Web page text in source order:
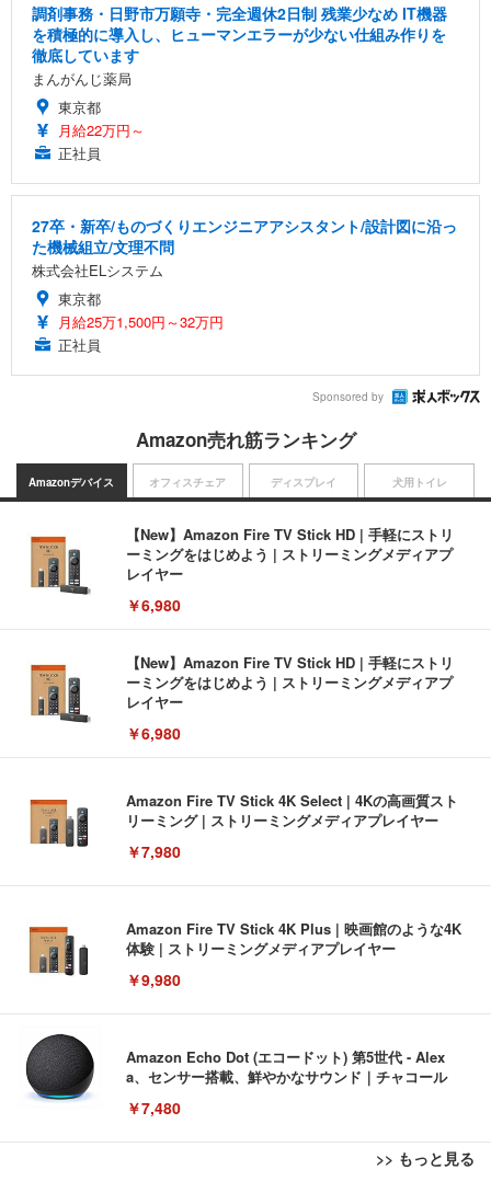
調剤事務・日野市万願寺・完全週休2日制 残業少なめ IT機器
を積極的に導入し、ヒューマンエラーが少ない仕組み作りを
徹底しています
まんがんじ薬局
東京都
月給22万円～
正社員
27卒・新卒/ものづくりエンジニアアシスタント/設計図に沿っ
た機械組立/文理不問
株式会社ELシステム
東京都
月給25万1,500円～32万円
正社員
Sponsored by
Amazon売れ筋ランキング
Amazonデバイス
【New】Amazon Fire TV Stick HD | 手軽にストリ
ーミングをはじめよう | ストリーミングメディアプ
レイヤー
￥6,980
【New】Amazon Fire TV Stick HD | 手軽にストリ
ーミングをはじめよう | ストリーミングメディアプ
レイヤー
￥6,980
Amazon Fire TV Stick 4K Select | 4Kの高画質スト
リーミング | ストリーミングメディアプレイヤー
￥7,980
Amazon Fire TV Stick 4K Plus | 映画館のような4K
体験 | ストリーミングメディアプレイヤー
￥9,980
Amazon Echo Dot (エコードット) 第5世代 - Alex
a、センサー搭載、鮮やかなサウンド｜チャコール
￥7,480
>> もっと見る
オフィスチェア ディスプレイ 犬用トイレ